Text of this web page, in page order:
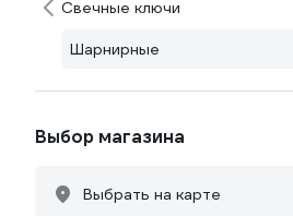
Свечные ключи
Шарнирные
Выбор магазина
Выбрать на карте